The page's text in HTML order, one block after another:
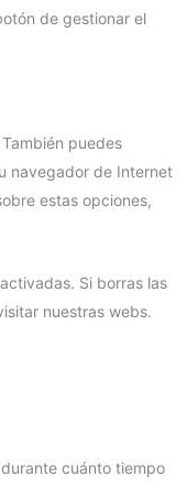
de gestionar el
puedes
navegador de Internet
estas opciones,
Si borras las
nuestras webs.
cuánto tiempo